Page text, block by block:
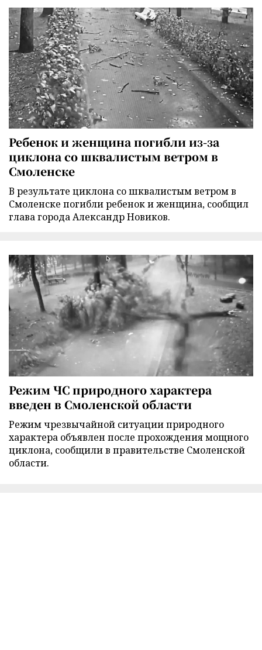
Ребенок и женщина погибли из-за
циклона со шквалистым ветром в
Смоленске
В результате циклона со шквалистым ветром в
Смоленске погибли ребенок и женщина, сообщил
глава города Александр Новиков.
Режим ЧС природного характера
введен в Смоленской области
Режим чрезвычайной ситуации природного
характера объявлен после прохождения мощного
циклона, сообщили в правительстве Смоленской
области.